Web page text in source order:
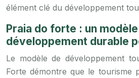
élément clé du développement
Praia do forte : un
développement durable
Le modèle de développement
Forte démontre que le tourisme